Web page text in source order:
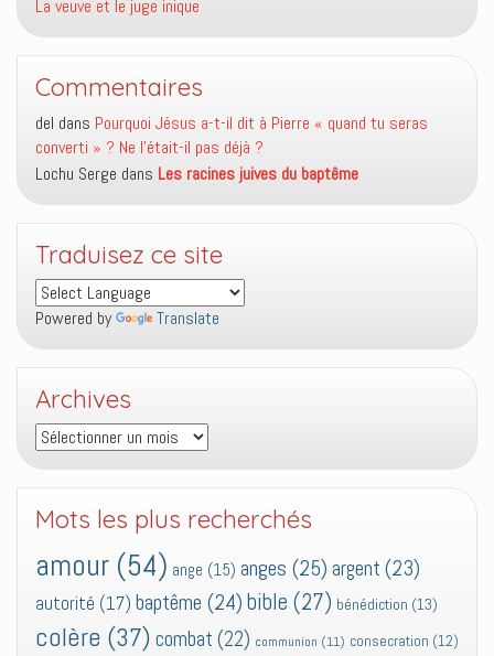
La veuve et le juge inique
Commentaires
del dans Pourquoi Jésus a-t-il dit à Pierre « quand tu seras
converti » ? Ne l’était-il pas déjà ?
Lochu Serge dans Les racines juives du baptême
Traduisez ce site
Powered by Translate
Archives
Archives
Mots les plus recherchés
amour (54) ange (15) anges (25) argent (23)
autorité (17) baptême (24) bible (27) bénédiction (13)
colère (37) combat (22) communion (11) consecration (12)